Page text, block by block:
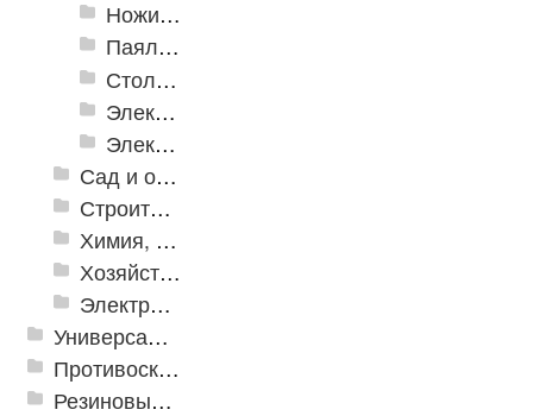
Ножи технические
Паяльное оборудование
Столярно-слесарные инструменты
Электромонтажный инструмент
Электронные измерительные инструменты
Сад и огород
Строительная Химия и принадлежности
Химия, крепеж, СИЗ
Хозяйственные принадлежности
Электрика и свет
Универсальные модульные покрытия
Противоскользящая защита для лестниц, профили, ленты
Резиновые и ПВХ дорожки